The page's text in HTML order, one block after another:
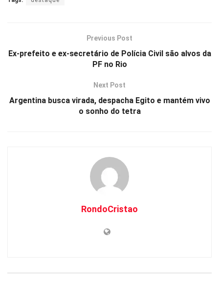
at
p
ce
o
k
Previous Post
Ex-prefeito e ex-secretário de Polícia Civil são alvos da
PF no Rio
Next Post
Argentina busca virada, despacha Egito e mantém vivo
o sonho do tetra
RondoCristao